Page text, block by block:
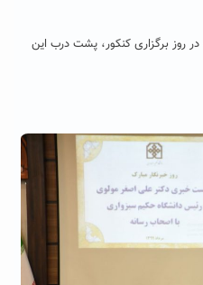
روز برگزاری کنکور، پشت درب این